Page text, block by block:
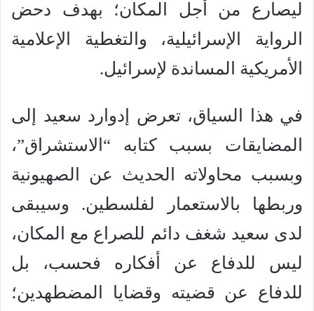
ليصارع من أجل المكان؛ بهدف دحض
الرواية الإسرائيلية، والتغطية الإعلامية
الأمريكية المساندة لإسرائيل.
في هذا السياق، تعرض إدوارد سعيد إلى
المضايقات بسبب كتابه “الاستشراق”،
وبسبب محاولاته الحديث عن الصهيونية
وربطها بالاستعمار لفلسطين. وسيبقى
لدى سعيد شغف دائم للصراع مع المكان،
ليس للدفاع عن أفكاره فحسب، بل
للدفاع عن قضيته وقضايا المضطهدين؛